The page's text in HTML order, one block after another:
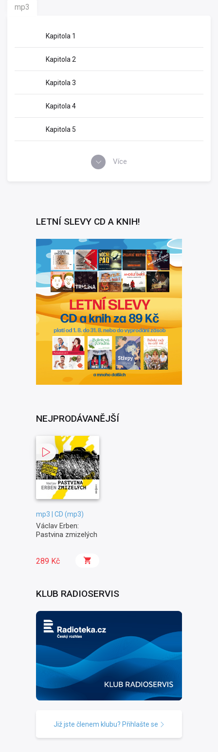
mp3
Kapitola 1
Kapitola 2
Kapitola 3
Kapitola 4
Kapitola 5
Více
LETNÍ SLEVY CD A KNIH!
NEJPRODÁVANĚJŠÍ
mp3 | CD (mp3)
Václav Erben:
Pastvina zmizelých
289 Kč
KLUB RADIOSERVIS
Již jste členem klubu? Přihlašte se